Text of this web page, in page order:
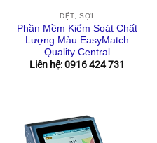
DỆT, SỢI
Phần Mềm Kiểm Soát Chất
Lượng Màu EasyMatch
Quality Central
Liên hệ: 0916 424 731